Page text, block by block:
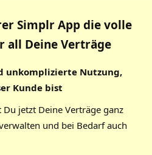
Simplr App die volle
all Deine Verträge
unkomplizierte Nutzung,
Kunde bist
jetzt Deine Verträge ganz
und bei Bedarf auch